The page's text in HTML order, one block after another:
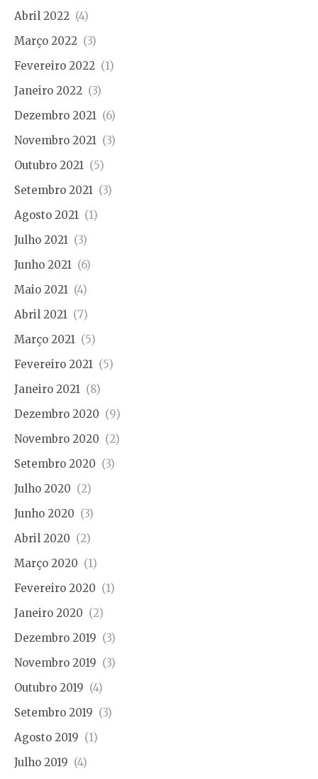
Abril 2022 (4)
Março 2022 (3)
Fevereiro 2022 (1)
Janeiro 2022 (3)
Dezembro 2021 (6)
Novembro 2021 (3)
Outubro 2021 (5)
Setembro 2021 (3)
Agosto 2021 (1)
Julho 2021 (3)
Junho 2021 (6)
Maio 2021 (4)
Abril 2021 (7)
Março 2021 (5)
Fevereiro 2021 (5)
Janeiro 2021 (8)
Dezembro 2020 (9)
Novembro 2020 (2)
Setembro 2020 (3)
Julho 2020 (2)
Junho 2020 (3)
Abril 2020 (2)
Março 2020 (1)
Fevereiro 2020 (1)
Janeiro 2020 (2)
Dezembro 2019 (3)
Novembro 2019 (3)
Outubro 2019 (4)
Setembro 2019 (3)
Agosto 2019 (1)
Julho 2019 (4)